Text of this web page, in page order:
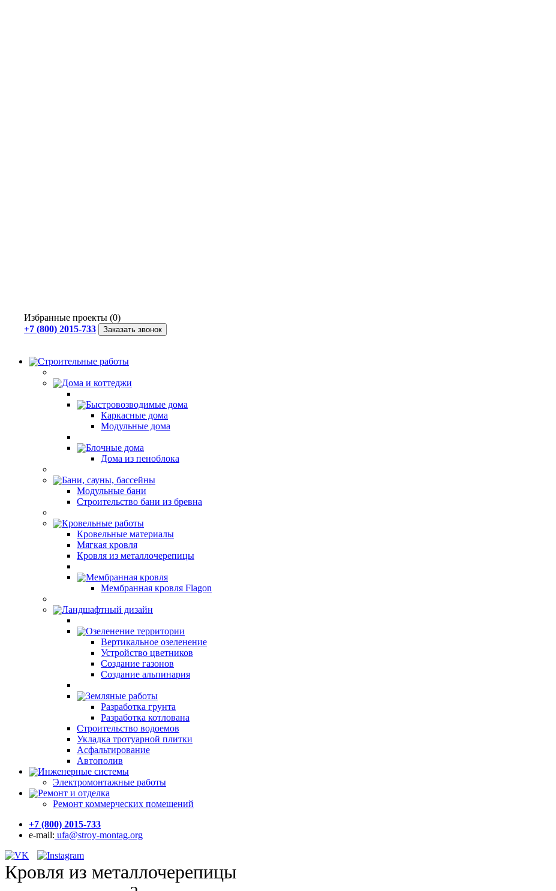
Избранные проекты (0)
+7 (800) 2015-733
Заказать звонок
Строительные работы
Дома и коттеджи
Быстровозводимые дома
Каркасные дома
Модульные дома
Блочные дома
Дома из пеноблока
Бани, сауны, бассейны
Модульные бани
Строительство бани из бревна
Кровельные работы
Кровельные материалы
Мягкая кровля
Кровля из металлочерепицы
Мембранная кровля
Мембранная кровля Flagon
Ландшафтный дизайн
Озеленение территории
Вертикальное озеленение
Устройство цветников
Создание газонов
Создание альпинария
Земляные работы
Разработка грунта
Разработка котлована
Строительство водоемов
Укладка тротуарной плитки
Асфальтирование
Автополив
Инженерные системы
Электромонтажные работы
Ремонт и отделка
Ремонт коммерческих помещений
+7 (800) 2015-733
e-mail: ufa@stroy-montag.org
Кровля из металлочерепицы